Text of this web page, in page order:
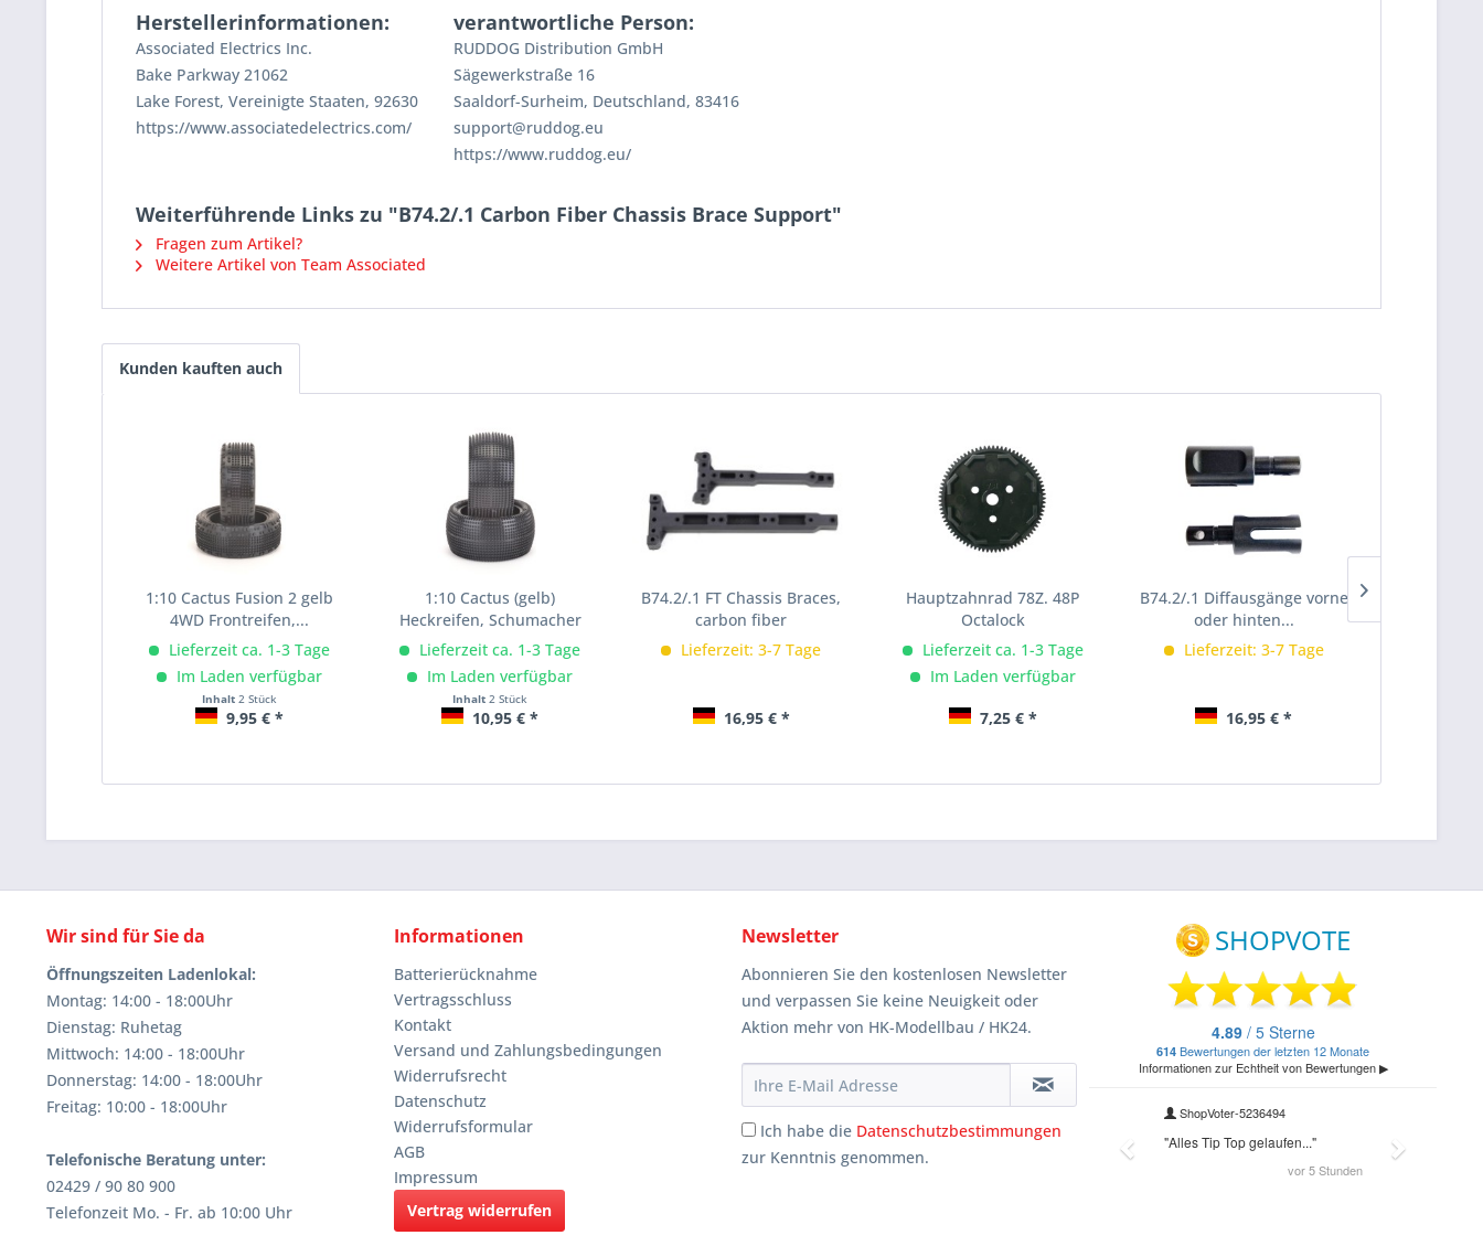
Herstellerinformationen:
Associated Electrics Inc.
Bake Parkway 21062
Lake Forest, Vereinigte Staaten, 92630
https://www.associatedelectrics.com/
verantwortliche Person:
RUDDOG Distribution GmbH
Sägewerkstraße 16
Saaldorf-Surheim, Deutschland, 83416
support@ruddog.eu
https://www.ruddog.eu/
Weiterführende Links zu "B74.2/.1 Carbon Fiber Chassis Brace Support"
Fragen zum Artikel?
Weitere Artikel von Team Associated
Kunden kauften auch
1:10 Cactus Fusion 2 gelb
4WD Frontreifen,...
Lieferzeit ca. 1-3 Tage
Im Laden verfügbar
Inhalt 2 Stück
9,95 € *
1:10 Cactus (gelb)
Heckreifen, Schumacher
Lieferzeit ca. 1-3 Tage
Im Laden verfügbar
Inhalt2 Stück
10,95 € *
B74.2/.1 FT Chassis Braces,
carbon fiber
Lieferzeit: 3-7 Tage
16,95 € *
Hauptzahnrad 78Z. 48P
Octalock
Lieferzeit ca. 1-3 Tage
Im Laden verfügbar
7,25 € *
B74.2/.1 Diffausgänge vorne
oder hinten...
Lieferzeit: 3-7 Tage
16,95 € *
Wir sind für Sie da
Öffnungszeiten Ladenlokal:
Montag: 14:00 - 18:00Uhr
Dienstag: Ruhetag
Mittwoch: 14:00 - 18:00Uhr
Donnerstag: 14:00 - 18:00Uhr
Freitag: 10:00 - 18:00Uhr
Telefonische Beratung unter:
02429 / 90 80 900
Telefonzeit Mo. - Fr. ab 10:00 Uhr
Informationen
Batterierücknahme
Vertragsschluss
Kontakt
Versand und Zahlungsbedingungen
Widerrufsrecht
Datenschutz
Widerrufsformular
AGB
Impressum
Vertrag widerrufen
Newsletter
Abonnieren Sie den kostenlosen Newsletter
und verpassen Sie keine Neuigkeit oder
Aktion mehr von HK-Modellbau / HK24.
Ich habe die Datenschutzbestimmungen
zur Kenntnis genommen.